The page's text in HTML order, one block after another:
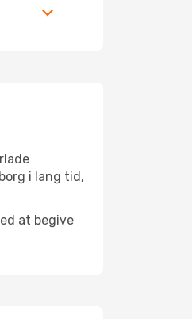
i lang tid,
at begive